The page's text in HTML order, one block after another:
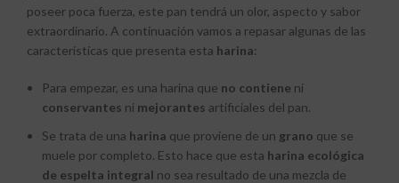
poseer poca fuerza, este pan tendrá un olor, aspecto y sabor
extraordinario. A continuación vamos a repasar algunas de las
características que presenta esta harina:
Para empezar, es una harina que no contiene ni
conservantes ni mejorantes artificiales del pan.
Se trata de una harina que proviene de un grano que se
muele por completo. Esto hace que esta harina ecológica
de espelta integral no sea resultado de una mezcla de